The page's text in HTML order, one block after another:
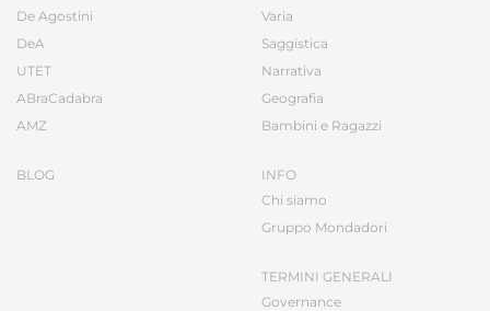
De Agostini
DeA
UTET
ABraCadabra
AMZ
BLOG
Varia
Saggistica
Narrativa
Geografia
Bambini e Ragazzi
INFO
Chi siamo
Gruppo Mondadori
TERMINI GENERALI
Governance